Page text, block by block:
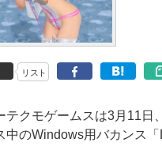
リスト
クモゲームスは3月11日
中のWindows用バカンス